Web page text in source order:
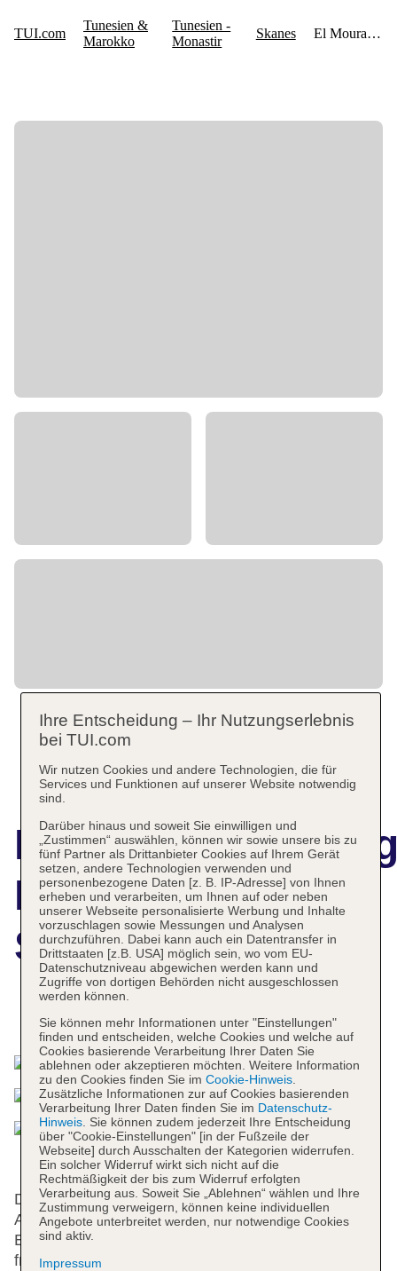
El Mouradi
Skanès
Das bietet Ihre Unterkunft
Das Hotel bietet 505 Zimmer auf 4 Etagen, die mit 6
Aufzügen erreichbar sind. An der Rezeption im
Empfangsbereich steht deutsch- und
französischsprachiges Personal mit Rat und Tat zur
Ihre Entscheidung – Ihr Nutzungserlebnis
bei TUI.com
Wir nutzen Cookies und andere Technologien, die für
Services und Funktionen auf unserer Website notwendig
sind.
Darüber hinaus und soweit Sie einwilligen und
„Zustimmen“ auswählen, können wir sowie unsere bis zu
fünf Partner als Drittanbieter Cookies auf Ihrem Gerät
setzen, andere Technologien verwenden und
personenbezogene Daten [z. B. IP-Adresse] von Ihnen
erheben und verarbeiten, um Ihnen auf oder neben
unserer Webseite personalisierte Werbung und Inhalte
vorzuschlagen sowie Messungen und Analysen
durchzuführen. Dabei kann auch ein Datentransfer in
Drittstaaten [z.B. USA] möglich sein, wo vom EU-
Datenschutzniveau abgewichen werden kann und
Zugriffe von dortigen Behörden nicht ausgeschlossen
werden können.
Sie können mehr Informationen unter "Einstellungen"
finden und entscheiden, welche Cookies und welche auf
Cookies basierende Verarbeitung Ihrer Daten Sie
ablehnen oder akzeptieren möchten. Weitere Information
zu den Cookies finden Sie im Cookie-Hinweis.
Zusätzliche Informationen zur auf Cookies basierenden
Verarbeitung Ihrer Daten finden Sie im Datenschutz-
Hinweis. Sie können zudem jederzeit Ihre Entscheidung
über "Cookie-Einstellungen" [in der Fußzeile der
Webseite] durch Ausschalten der Kategorien widerrufen.
Ein solcher Widerruf wirkt sich nicht auf die
Rechtmäßigkeit der bis zum Widerruf erfolgten
Verarbeitung aus. Soweit Sie „Ablehnen“ wählen und Ihre
Zustimmung verweigern, können keine individuellen
Angebote unterbreitet werden, nur notwendige Cookies
sind aktiv.
Impressum